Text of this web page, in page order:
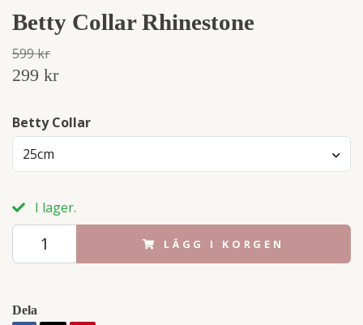
Betty Collar Rhinestone
599 kr
299 kr
Betty Collar
25cm
I lager.
LÄGG I KORGEN
Dela